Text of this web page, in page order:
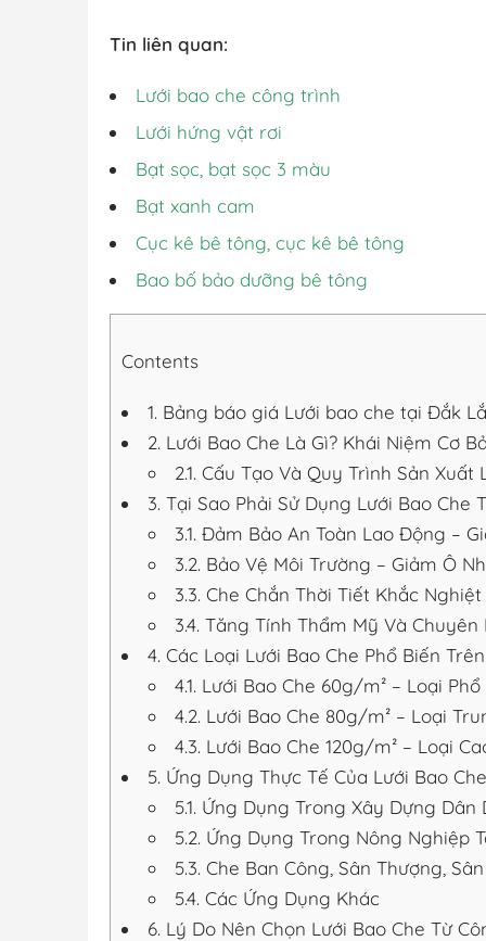
Tin liên quan:
Lưới bao che công trình
Lưới hứng vật rơi
Bạt sọc, bạt sọc 3 màu
Bạt xanh cam
Cục kê bê tông, cục kê bê tông
Bao bố bảo dưỡng bê tông
Contents
1. Bảng báo giá Lưới bao che tại Đắk
2. Lưới Bao Che Là Gì? Khái Niệm Cơ
2.1. Cấu Tạo Và Quy Trình Sản Xuất
3. Tại Sao Phải Sử Dụng Lưới Bao Che
3.1. Đảm Bảo An Toàn Lao Động –
3.2. Bảo Vệ Môi Trường – Giảm Ô
3.3. Che Chắn Thời Tiết Khắc
3.4. Tăng Tính Thẩm Mỹ Và
4. Các Loại Lưới Bao Che Phổ Biến
4.1. Lưới Bao Che 60g/m² – Loại
4.2. Lưới Bao Che 80g/m² – Loại
4.3. Lưới Bao Che 120g/m² – Loại
5. Ứng Dụng Thực Tế Của Lưới Bao
5.1. Ứng Dụng Trong Xây Dựng Dân
5.2. Ứng Dụng Trong Nông Nghiệp
5.3. Che Ban Công, Sân Thượng,
5.4. Các Ứng Dụng Khác
6. Lý Do Nên Chọn Lưới Bao Che Từ